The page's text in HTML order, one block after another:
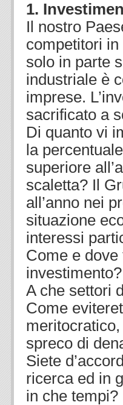
1.
Il nostro
competitori
solo in parte
industriale è
imprese.
sacrificato a
Di quanto vi
la
superiore
scaletta? Il
all’anno nei
situazione
interessi
Come e
investimento?
A che settori
Come
spreco di
Siete
ricerca ed in
in che tempi?